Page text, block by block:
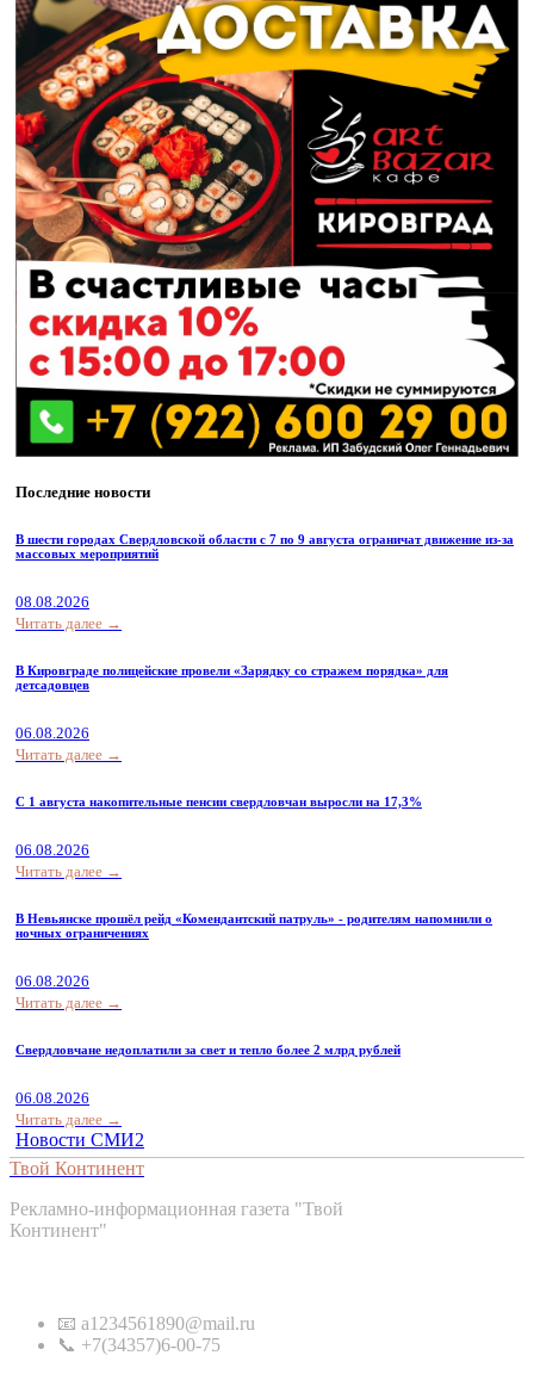
Последние новости
В шести городах Свердловской области с 7 по 9 августа ограничат движение из-за
массовых мероприятий
08.08.2026
Читать далее →
В Кировграде полицейские провели «Зарядку со стражем порядка» для
детсадовцев
06.08.2026
Читать далее →
С 1 августа накопительные пенсии свердловчан выросли на 17,3%
06.08.2026
Читать далее →
В Невьянске прошёл рейд «Комендантский патруль» - родителям напомнили о
ночных ограничениях
06.08.2026
Читать далее →
Свердловчане недоплатили за свет и тепло более 2 млрд рублей
06.08.2026
Читать далее →
Новости СМИ2
Твой Континент
Рекламно-информационная газета "Твой
Континент"
📧 a1234561890@mail.ru
📞 +7(34357)6-00-75